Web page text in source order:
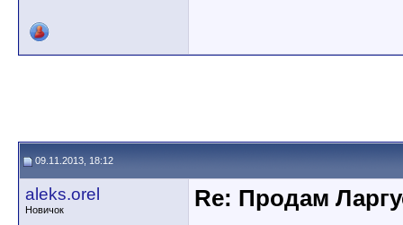
09.11.2013, 18:12
aleks.orel
Новичок
Re: Продам